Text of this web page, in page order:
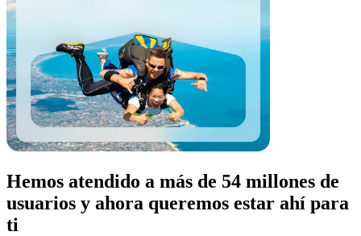
Hemos atendido a más de 54 millones de
usuarios y ahora queremos estar ahí para
ti